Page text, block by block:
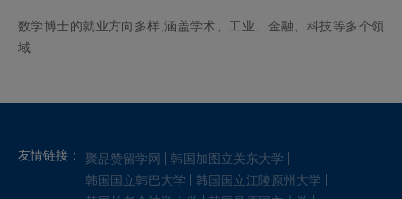
数学博士的就业方向多样,涵盖学术、工业、金融、科技等多个领
域
友情链接： 聚品赞留学网
韩国加图立关东大学
韩国国立韩巴大学
韩国国立江陵原州大学